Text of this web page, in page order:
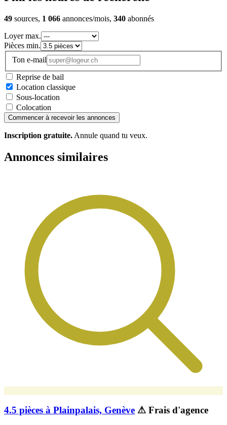
49 sources, 1 066 annonces/mois, 340 abonnés
Loyer max.
Pièces min.
Ton e-mail
Reprise de bail
Location classique
Sous-location
Colocation
Commencer à recevoir les annonces
Inscription gratuite. Annule quand tu veux.
Annonces similaires
4.5 pièces à Plainpalais, Genève ⚠ Frais d'agence